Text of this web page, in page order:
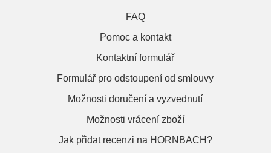
FAQ
Pomoc a kontakt
Kontaktní formulář
Formulář pro odstoupení od smlouvy
Možnosti doručení a vyzvednutí
Možnosti vrácení zboží
Jak přidat recenzi na HORNBACH?